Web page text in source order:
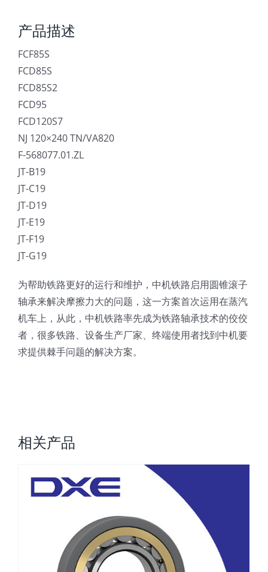
产品描述
FCF85S
FCD85S
FCD85S2
FCD95
FCD120S7
NJ 120×240 TN/VA820
F-568077.01.ZL
JT-B19
JT-C19
JT-D19
JT-E19
JT-F19
JT-G19
为帮助铁路更好的运行和维护，中机铁路启用圆锥滚子
轴承来解决摩擦力大的问题，这一方案首次运用在蒸汽
机车上，从此，中机铁路率先成为铁路轴承技术的佼佼
者，很多铁路、设备生产厂家、终端使用者找到中机要
求提供棘手问题的解决方案。
相关产品